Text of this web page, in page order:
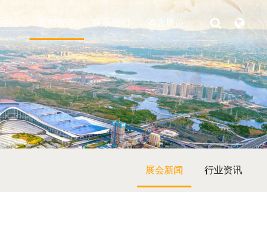
酒店展位
展会新闻 行业资讯